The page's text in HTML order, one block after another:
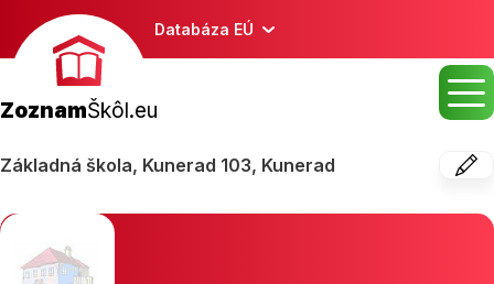
Databáza EÚ
ZoznamŠkôl.eu
Základná škola, Kunerad 103, Kunerad